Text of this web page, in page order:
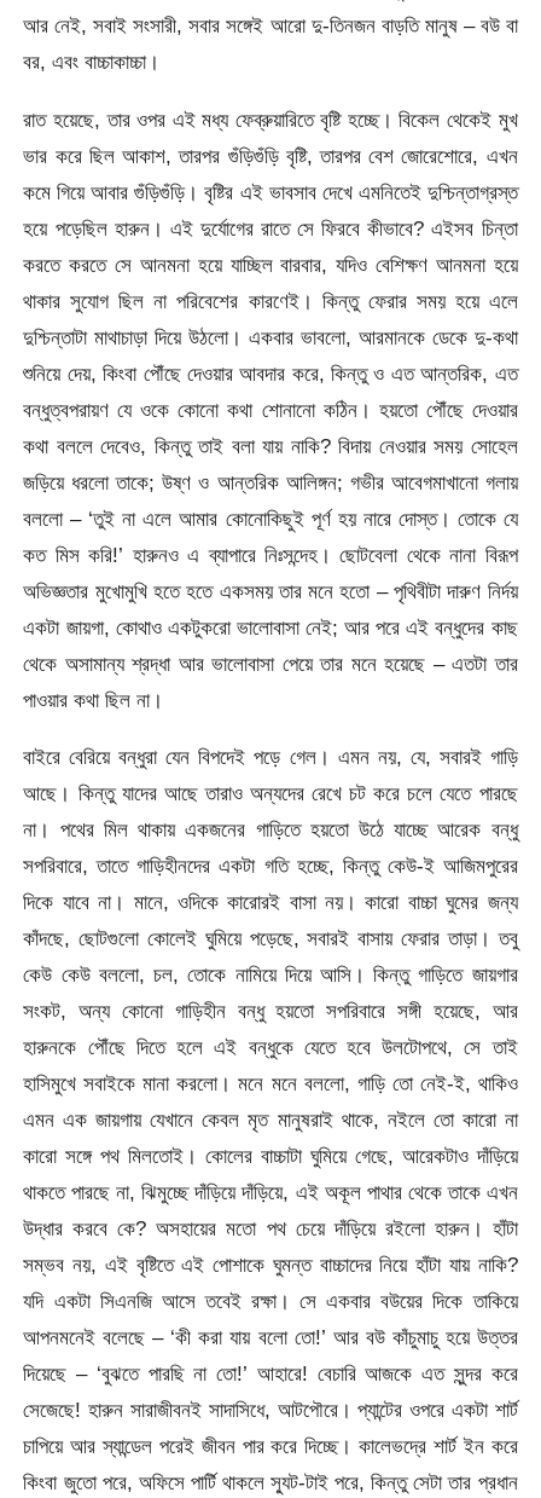
আর নেই, সবাই সংসারী, সবার সঙ্গেই আরো দু-তিনজন বাড়তি মানুষ – বউ বা
বর, এবং বাচ্চাকাচ্চা।
রাত হয়েছে, তার ওপর এই মধ্য ফেব্রুয়ারিতে বৃষ্টি হচ্ছে। বিকেল থেকেই মুখ
ভার করে ছিল আকাশ, তারপর গুঁড়িগুঁড়ি বৃষ্টি, তারপর বেশ জোরেশোরে, এখন
কমে গিয়ে আবার গুঁড়িগুঁড়ি। বৃষ্টির এই ভাবসাব দেখে এমনিতেই দুশ্চিন্তাগ্রস্ত
হয়ে পড়েছিল হারুন। এই দুর্যোগের রাতে সে ফিরবে কীভাবে? এইসব চিন্তা
করতে করতে সে আনমনা হয়ে যাচ্ছিল বারবার, যদিও বেশিক্ষণ আনমনা হয়ে
থাকার সুযোগ ছিল না পরিবেশের কারণেই। কিন্তু ফেরার সময় হয়ে এলে
দুশ্চিন্তাটা মাথাচাড়া দিয়ে উঠলো। একবার ভাবলো, আরমানকে ডেকে দু-কথা
শুনিয়ে দেয়, কিংবা পৌঁছে দেওয়ার আবদার করে, কিন্তু ও এত আন্তরিক, এত
বন্ধুত্বপরায়ণ যে ওকে কোনো কথা শোনানো কঠিন। হয়তো পৌঁছে দেওয়ার
কথা বললে দেবেও, কিন্তু তাই বলা যায় নাকি? বিদায় নেওয়ার সময় সোহেল
জড়িয়ে ধরলো তাকে; উষ্ণ ও আন্তরিক আলিঙ্গন; গভীর আবেগমাখানো গলায়
বললো – ‘তুই না এলে আমার কোনোকিছুই পূর্ণ হয় নারে দোস্ত। তোকে যে
কত মিস করি!’ হারুনও এ ব্যাপারে নিঃসন্দেহ। ছোটবেলা থেকে নানা বিরূপ
অভিজ্ঞতার মুখোমুখি হতে হতে একসময় তার মনে হতো – পৃথিবীটা দারুণ নির্দয়
একটা জায়গা, কোথাও একটুকরো ভালোবাসা নেই; আর পরে এই বন্ধুদের কাছ
থেকে অসামান্য শ্রদ্ধা আর ভালোবাসা পেয়ে তার মনে হয়েছে – এতটা তার
পাওয়ার কথা ছিল না।
বাইরে বেরিয়ে বন্ধুরা যেন বিপদেই পড়ে গেল। এমন নয়, যে, সবারই গাড়ি
আছে। কিন্তু যাদের আছে তারাও অন্যদের রেখে চট করে চলে যেতে পারছে
না। পথের মিল থাকায় একজনের গাড়িতে হয়তো উঠে যাচ্ছে আরেক বন্ধু
সপরিবারে, তাতে গাড়িহীনদের একটা গতি হচ্ছে, কিন্তু কেউ-ই আজিমপুরের
দিকে যাবে না। মানে, ওদিকে কারোরই বাসা নয়। কারো বাচ্চা ঘুমের জন্য
কাঁদছে, ছোটগুলো কোলেই ঘুমিয়ে পড়েছে, সবারই বাসায় ফেরার তাড়া। তবু
কেউ কেউ বললো, চল, তোকে নামিয়ে দিয়ে আসি। কিন্তু গাড়িতে জায়গার
সংকট, অন্য কোনো গাড়িহীন বন্ধু হয়তো সপরিবারে সঙ্গী হয়েছে, আর
হারুনকে পৌঁছে দিতে হলে এই বন্ধুকে যেতে হবে উলটোপথে, সে তাই
হাসিমুখে সবাইকে মানা করলো। মনে মনে বললো, গাড়ি তো নেই-ই, থাকিও
এমন এক জায়গায় যেখানে কেবল মৃত মানুষরাই থাকে, নইলে তো কারো না
কারো সঙ্গে পথ মিলতোই। কোলের বাচ্চাটা ঘুমিয়ে গেছে, আরেকটাও দাঁড়িয়ে
থাকতে পারছে না, ঝিমুচ্ছে দাঁড়িয়ে দাঁড়িয়ে, এই অকূল পাথার থেকে তাকে এখন
উদ্ধার করবে কে? অসহায়ের মতো পথ চেয়ে দাঁড়িয়ে রইলো হারুন। হাঁটা
সম্ভব নয়, এই বৃষ্টিতে এই পোশাকে ঘুমন্ত বাচ্চাদের নিয়ে হাঁটা যায় নাকি?
যদি একটা সিএনজি আসে তবেই রক্ষা। সে একবার বউয়ের দিকে তাকিয়ে
আপনমনেই বলেছে – ‘কী করা যায় বলো তো!’ আর বউ কাঁচুমাচু হয়ে উত্তর
দিয়েছে – ‘বুঝতে পারছি না তো!’ আহারে! বেচারি আজকে এত সুন্দর করে
সেজেছে! হারুন সারাজীবনই সাদাসিধে, আটপৌরে। প্যান্টের ওপরে একটা শার্ট
চাপিয়ে আর স্যান্ডেল পরেই জীবন পার করে দিচ্ছে। কালেভদ্রে শার্ট ইন করে
কিংবা জুতো পরে, অফিসে পার্টি থাকলে স্যুট-টাই পরে, কিন্তু সেটা তার প্রধান